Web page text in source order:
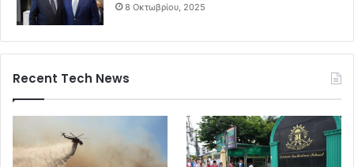
8 Οκτωβρίου, 2025
Recent Tech News